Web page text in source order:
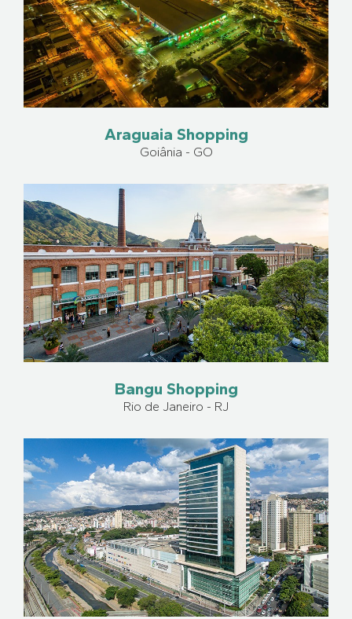
Araguaia Shopping
Goiânia - GO
Bangu Shopping
Rio de Janeiro - RJ